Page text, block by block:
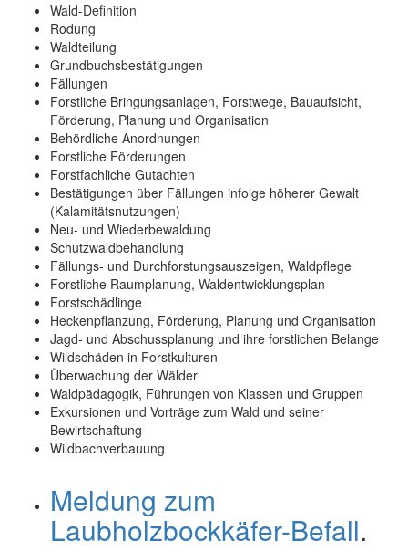
Wald-Definition
Rodung
Waldteilung
Grundbuchsbestätigungen
Fällungen
Forstliche Bringungsanlagen, Forstwege, Bauaufsicht,
Förderung, Planung und Organisation
Behördliche Anordnungen
Forstliche Förderungen
Forstfachliche Gutachten
Bestätigungen über Fällungen infolge höherer Gewalt
(Kalamitätsnutzungen)
Neu- und Wiederbewaldung
Schutzwaldbehandlung
Fällungs- und Durchforstungsauszeigen, Waldpflege
Forstliche Raumplanung, Waldentwicklungsplan
Forstschädlinge
Heckenpflanzung, Förderung, Planung und Organisation
Jagd- und Abschussplanung und ihre forstlichen Belange
Wildschäden in Forstkulturen
Überwachung der Wälder
Waldpädagogik, Führungen von Klassen und Gruppen
Exkursionen und Vorträge zum Wald und seiner
Bewirtschaftung
Wildbachverbauung
Meldung zum
Laubholzbockkäfer-Befall.